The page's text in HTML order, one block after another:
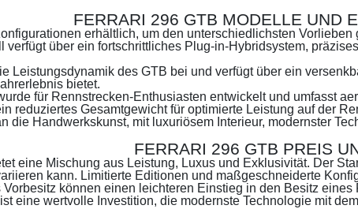
FERRARI 296 GTB MODELLE UND
erhältlich, um den unterschiedlichsten Vorlieben
verfügt über ein fortschrittliches Plug-in-Hybridsystem,
Leistungsdynamik des GTB bei und verfügt über ein
bietet.
für Rennstrecken-Enthusiasten entwickelt und umfasst
reduziertes Gesamtgewicht für optimierte Leistung auf der
die Handwerkskunst, mit luxuriösem Interieur, modernster
FERRARI 296 GTB PREIS
eine Mischung aus Leistung, Luxus und Exklusivität. Der
kann. Limitierte Editionen und maßgeschneiderte
können einen leichteren Einstieg in den Besitz
ist eine wertvolle Investition, die modernste Technologie mit